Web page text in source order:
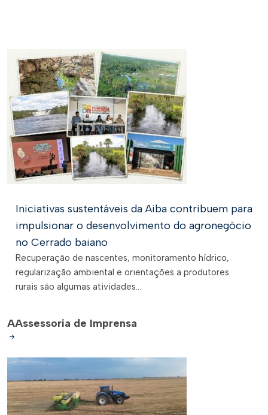
Iniciativas sustentáveis da Aiba contribuem para
impulsionar o desenvolvimento do agronegócio
no Cerrado baiano
Recuperação de nascentes, monitoramento hídrico,
regularização ambiental e orientações a produtores
rurais são algumas atividades...
AAssessoria de Imprensa